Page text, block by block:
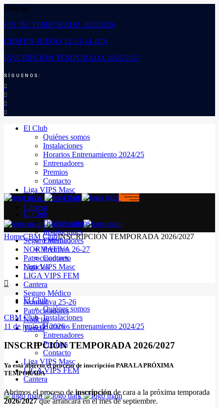
Noticias:
FIN DE TEMPORADA 2025/2026
CBM EN JUEGO 12-13-14 JUN
INSCRIPCIÓN TEMPORADA 2026/2027
SÍGUENOS:
El Club
Quiénes somos
Instalaciones
Horarios Entrenamiento 2024/25
Entrenadores
Premios
Contacto
Liga VIPS Masc
LIGA VIPS FEM
Cantera
Seguro Médico
NORMATIVA 26-27
Patrocinadores
Noticias
El Club
Quiénes somos
Instalaciones
Horarios Entrenamiento 2024/25
Entrenadores
Premios
Contacto
Liga VIPS Masc
LIGA VIPS FEM
Cantera
El Club
Quiénes somos
Instalaciones
Entrenadores
Premios
Contacto
Liga VIPS Masc
LIGA VIPS FEM
Cantera
Seguro Médico
Normativa 25-26
Patrocinadores
Noticias
Tienda
HomeCBM ClubINSCRIPCIÓN TEMPORADA 2026/2027
CBM Club
11 de junio de 2026
INSCRIPCIÓN TEMPORADA 2026/2027
Ya está abierto el proceso de inscripción PARA LA PRÓXIMA
TEMPORADA
Abrimos el proceso de inscripción de cara a la próxima temporada
2026/2027que arrancará en el mes de septiembre.